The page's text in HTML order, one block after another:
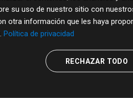
su uso de nuestro sitio con
otra información que les haya
Política de privacidad
RECHAZAR TODO